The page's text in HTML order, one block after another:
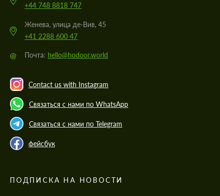
+44 748 8818 747
Женева, улица де-Вив, 45
+41 2288 600 47
@ Почта: hello@hodoor.world
Contact us with Instagram
Связаться с нами по WhatsApp
Связаться с нами по Telegram
фейсбук
ПОДПИСКА НА НОВОСТИ